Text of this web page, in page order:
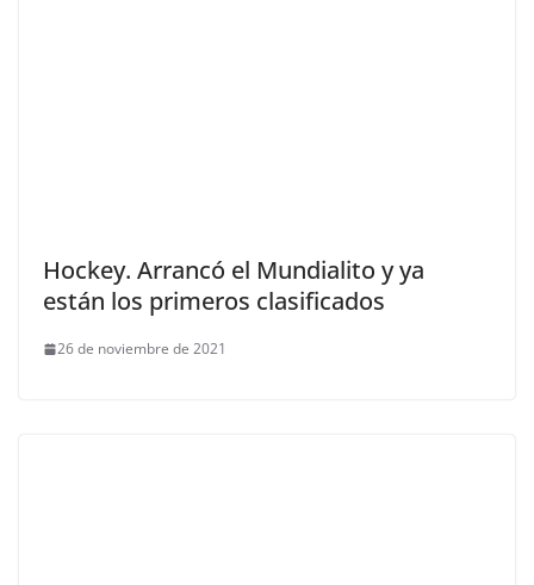
Hockey. Arrancó el Mundialito y ya
están los primeros clasificados
26 de noviembre de 2021